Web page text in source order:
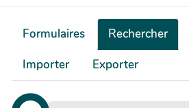
Formulaires Rechercher
Importer
Exporter